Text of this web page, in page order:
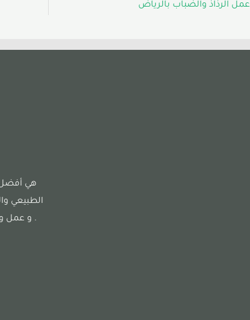
عمل الرذاذ والضباب بالرياض
هي أفضل
الطبيعي
. و عمل